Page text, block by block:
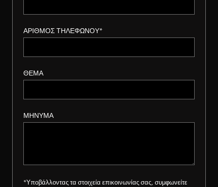
ΑΡΙΘΜΟΣ ΤΗΛΕΦΩΝΟΥ*
ΘΕΜΑ
ΜΗΝΥΜΑ
*Υποβάλλοντας τα στοιχεία επικοινωνίας σας, συμφωνείτε